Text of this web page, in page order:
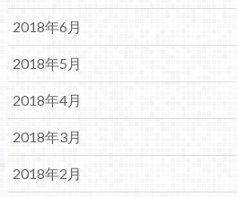
2018年6月
2018年5月
2018年4月
2018年3月
2018年2月